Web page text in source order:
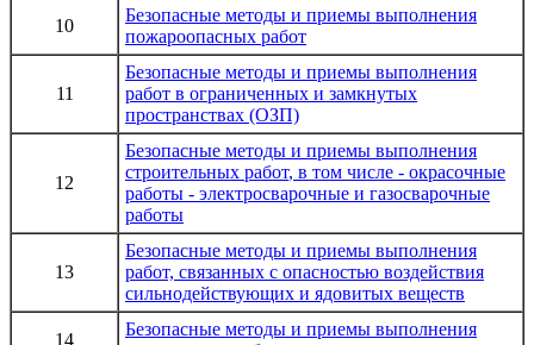
10
Безопасные методы и приемы выполнения
пожароопасных работ
11
Безопасные методы и приемы выполнения
работ в ограниченных и замкнутых
пространствах (ОЗП)
12
Безопасные методы и приемы выполнения
строительных работ, в том числе - окрасочные
работы - электросварочные и газосварочные
работы
13
Безопасные методы и приемы выполнения
работ, связанных с опасностью воздействия
сильнодействующих и ядовитых веществ
14
Безопасные методы и приемы выполнения